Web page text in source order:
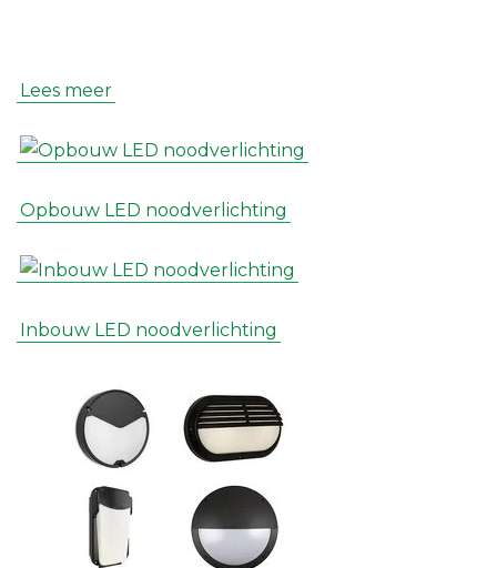
Lees meer
Opbouw LED noodverlichting
Inbouw LED noodverlichting